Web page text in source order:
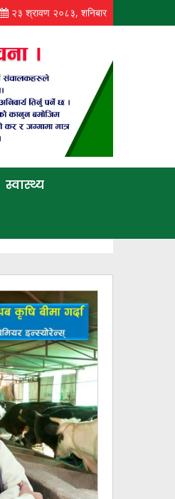
न्यून आज पनि कोशी, बागमती, गण्डकी
२३ श्रावण २०८३, शनिबार
स्वास्थ्य